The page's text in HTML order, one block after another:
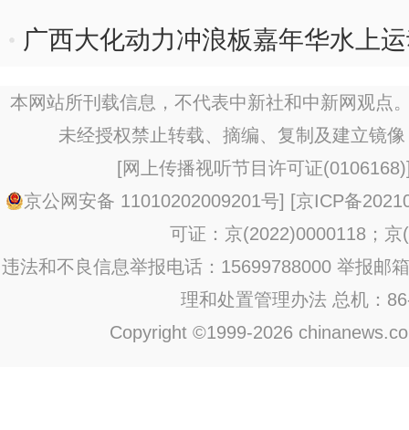
广西大化动力冲浪板嘉年华水上
本网站所刊载信息，不代表中新社和中新网观点
未经授权禁止转载、摘编、复制及建立镜
[网上传播视听节目许可证(0106168)
京公网安备 11010202009201号] [京ICP备
可证：京(2022)0000118；京
违法和不良信息举报电话：15699788000 举报邮
理和处置管理办法 总机：
Copyright ©1999-2026